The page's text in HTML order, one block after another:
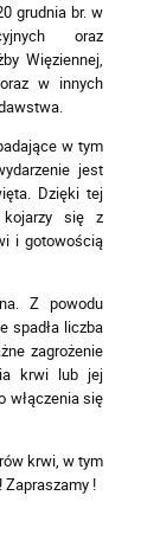
grudnia br. w
oraz
Więziennej,
w innych
w tym
jest
Dzięki tej
kojarzy się z
i gotowością
Z powodu
spadła liczba
zagrożenie
krwi lub jej
włączenia się
krwi, w tym
!